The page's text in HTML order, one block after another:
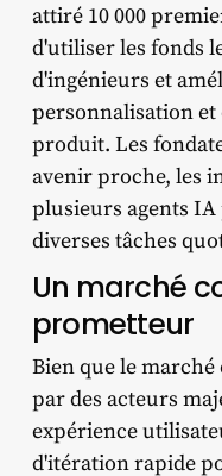
attiré 10 000
d'utiliser les fonds
d'ingénieurs et
personnalisation et
produit. Les
avenir proche, les
plusieurs agents IA
diverses tâches
Un marché
prometteur
Bien que le
par des acteurs
expérience
d'itération rapide